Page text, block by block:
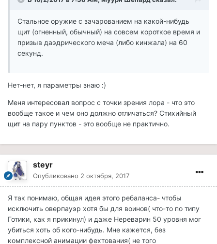
Стальное оружие с зачарованием на какой-нибудь
щит (огненный, обычный) на совсем короткое время и
призыв даэдрического меча (либо кинжала) на 60
секунд.
Нет-нет, я параметры знаю :)
Меня интересовал вопрос с точки зрения лора - что это
вообще такое и чем оно должно отличаться? Стихийный
щит на пару пунктов - это вообще не практично.
steyr
Опубликовано 2 октября, 2017
Я так понимаю, общая идея этого ребаланса- чтобы
исключить оверпауэр хотя бы для воинов( что-то по типу
Готики, как я прикинул) и даже Нереварин 50 уровня мог
убиться хоть об кого-нибудь. Мне кажется, без
комплексной анимации фехтования( не того